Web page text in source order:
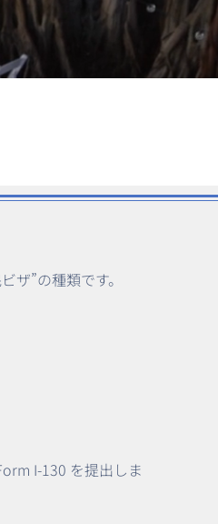
ザ”の種類です。
I-130 を提出しま